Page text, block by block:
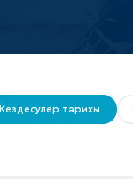
Кездесулер тарихы